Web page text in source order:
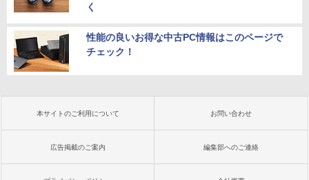
く
性能の良いお得な中古PC情報はこのページで
チェック！
本サイトのご利用について お問い合わせ
広告掲載のご案内 編集部へのご連絡